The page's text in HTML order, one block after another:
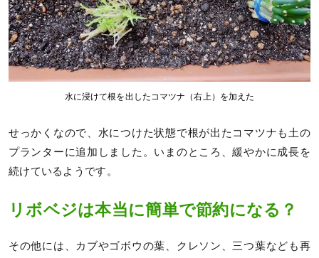
水に浸けて根を出したコマツナ（右上）を加えた
せっかくなので、水につけた状態で根が出たコマツナも土の
プランターに追加しました。いまのところ、緩やかに成長を
続けているようです。
リボベジは本当に簡単で節約になる？
その他には、カブやゴボウの葉、クレソン、三つ葉なども再